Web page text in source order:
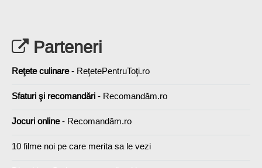
Parteneri
Reţete culinare- ReţetePentruToţi.ro
Sfaturi şi recomandări - Recomandăm.ro
Jocuri online- Recomandăm.ro
10 filme noi pe care merita sa le vezi